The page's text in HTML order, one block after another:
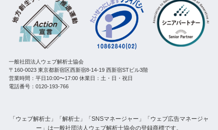
一般社団法人ウェブ解析士協会
〒160-0023 東京都新宿区西新宿8-14-19 西新宿STビル3階
営業時間：平日10:00〜17:00 休業日：土・日・祝日
電話番号：0120-193-766
「ウェブ解析士」「解析士」「SNSマネージャー」「ウェブ広告マネージャ
ー」は一般社団法人ウェブ解析士協会の登録商標です。